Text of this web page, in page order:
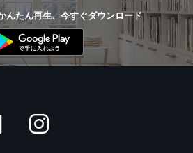
んたん再生、今すぐダウンロード